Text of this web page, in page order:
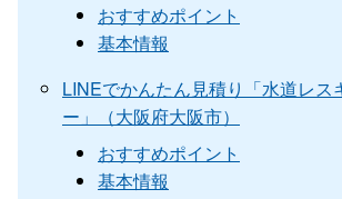
おすすめポイント
基本情報
LINEでかんたん見積り「水道レス
ー」（大阪府大阪市）
おすすめポイント
基本情報